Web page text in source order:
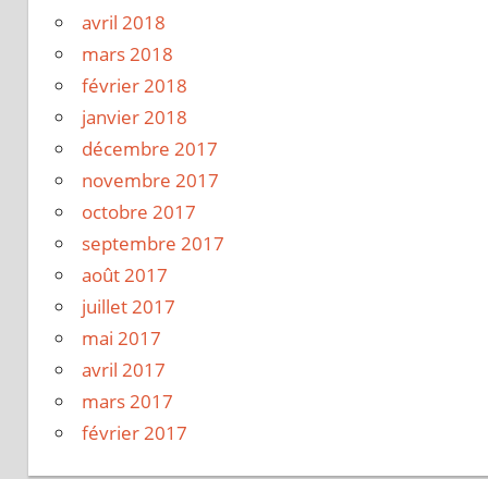
avril 2018
mars 2018
février 2018
janvier 2018
décembre 2017
novembre 2017
octobre 2017
septembre 2017
août 2017
juillet 2017
mai 2017
avril 2017
mars 2017
février 2017